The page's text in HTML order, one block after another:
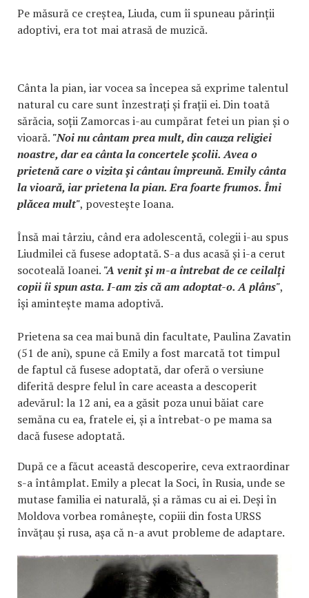
Pe măsură ce creștea, Liuda, cum îi spuneau părinții
adoptivi, era tot mai atrasă de muzică.
Cânta la pian, iar vocea sa începea să exprime talentul
natural cu care sunt înzestrați și frații ei. Din toată
sărăcia, soții Zamorcas i-au cumpărat fetei un pian și o
vioară. "Noi nu cântam prea mult, din cauza religiei
noastre, dar ea cânta la concertele școlii. Avea o
prietenă care o vizita și cântau împreună. Emily cânta
la vioară, iar prietena la pian. Era foarte frumos. Îmi
plăcea mult", povestește Ioana.
Însă mai târziu, când era adolescentă, colegii i-au spus
Liudmilei că fusese adoptată. S-a dus acasă și i-a cerut
socoteală Ioanei. "A venit și m-a întrebat de ce ceilalți
copii îi spun asta. I-am zis că am adoptat-o. A plâns",
își amintește mama adoptivă.
Prietena sa cea mai bună din facultate, Paulina Zavatin
(51 de ani), spune că Emily a fost marcată tot timpul
de faptul că fusese adoptată, dar oferă o versiune
diferită despre felul în care aceasta a descoperit
adevărul: la 12 ani, ea a găsit poza unui băiat care
semăna cu ea, fratele ei, și a întrebat-o pe mama sa
dacă fusese adoptată.
După ce a făcut această descoperire, ceva extraordinar
s-a întâmplat. Emily a plecat la Soci, în Rusia, unde se
mutase familia ei naturală, și a rămas cu ai ei. Deși în
Moldova vorbea românește, copiii din fosta URSS
învățau și rusa, așa că n-a avut probleme de adaptare.